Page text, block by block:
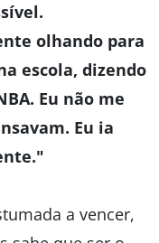
olhando para
escola, dizendo
Eu não me
Eu ia
a vencer,